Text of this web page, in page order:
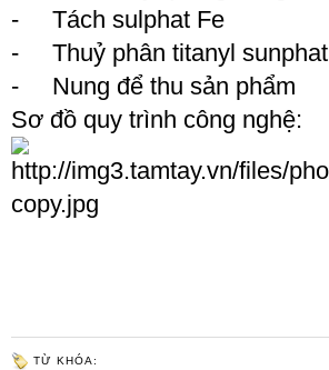
- Tách sulphat Fe
- Thuỷ phân titanyl sunphat
- Nung để thu sản phẩm
Sơ đồ quy trình công nghệ:
TỪ KHÓA: